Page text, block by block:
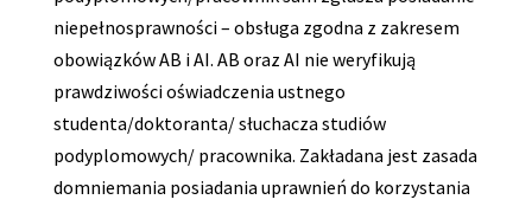
niepełnosprawności – obsługa zgodna z zakresem
obowiązków AB i AI. AB oraz AI nie weryfikują
prawdziwości oświadczenia ustnego
studenta/doktoranta/ słuchacza studiów
podyplomowych/ pracownika. Zakładana jest zasada
domniemania posiadania uprawnień do korzystania